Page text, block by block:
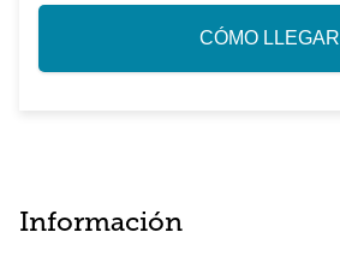
CÓMO LLEGAR
Información